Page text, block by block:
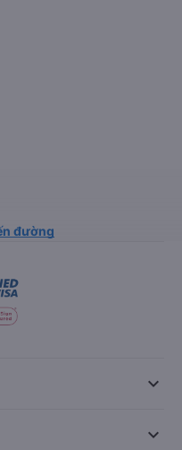
đường
keyboard_arrow_down
keyboard_arrow_down